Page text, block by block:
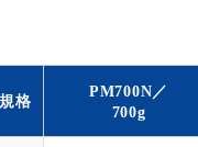
格
PM700N／
700g